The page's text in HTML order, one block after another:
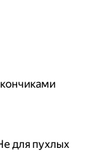
для пухлых